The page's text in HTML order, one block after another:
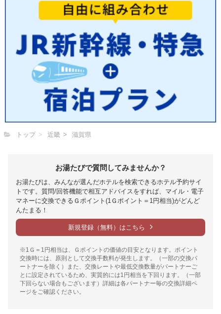
トップ 近畿 滋賀県
お湯たびで質問してみませんか？
お湯たびは、みんなが選んだホテルを検索できるホテル予約サイ
トです。質問/回答機能で相互アドバイスをすれば、マイル・電子
マネーに交換できるＧポイント(1Ｇポイント＝1円相当)がどんど
んたまる！
新規登録（無料）はこちら
※1Ｇ＝1円相当は、Ｇポイントの価値の目安となります。ポイント
交換時には、原則として交換手数料が発生します。（一部の交換パ
ートナーを除く）また、交換レートや最低交換数量がパートナーご
とに設定されているため、実質的には1円相当を下回ります。（一部
下回らない場合もございます）詳細は各パートナー毎の交換詳細ペ
ージをご確認ください。